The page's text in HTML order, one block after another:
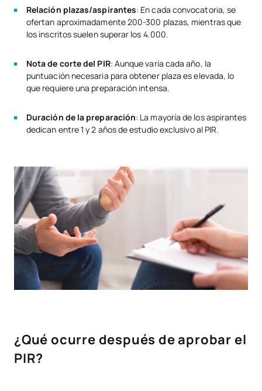
Relación plazas/aspirantes: En cada convocatoria, se
ofertan aproximadamente 200-300 plazas, mientras que
los inscritos suelen superar los 4.000.
Nota de corte del PIR: Aunque varía cada año, la
puntuación necesaria para obtener plaza es elevada, lo
que requiere una preparación intensa.
Duración de la preparación: La mayoría de los aspirantes
dedican entre 1 y 2 años de estudio exclusivo al PIR.
¿Qué ocurre después de aprobar el
PIR?